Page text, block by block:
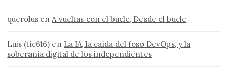
querolus enA vueltas con el bucle, Desde el bucle
Luis (tic616) en La IA, la caída del foso DevOps, y la
soberanía digital de los independientes